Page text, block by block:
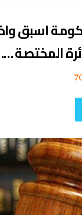
اسبق
المختصة ….